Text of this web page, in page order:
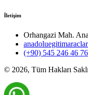
İletişim
Orhangazi Mah.
(+90) 545 246 46 76
© 2026, Tüm Hakları